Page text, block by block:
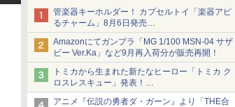
管楽器キーホルダー！ カプセルトイ「楽器アピ
るチャーム」8月6日発売
チューバ、テナサクなど5種各3色
Amazonにてガンプラ「MG 1/100 MSN-04 サザ
ビー Ver.Ka」など9月再入荷分が販売再開！
トミカから生まれた新たなヒーロー「トミカ ク
ロスレスキュー」発表！
詳細は後日公開予定
アニメ『伝説の勇者ダ・ガーン』より「THE合